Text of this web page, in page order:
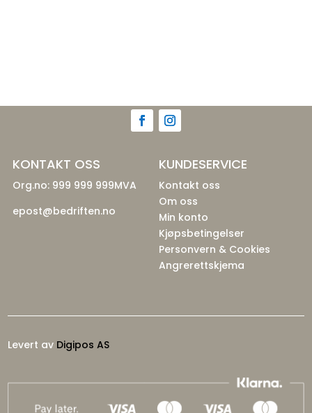
KONTAKT OSS
Org.no: 999 999 999MVA
epost@bedriften.no
KUNDESERVICE
Kontakt oss
Om oss
Min konto
Kjøpsbetingelser
Personvern & Cookies
Angrerettskjema
Levert av Digipos AS